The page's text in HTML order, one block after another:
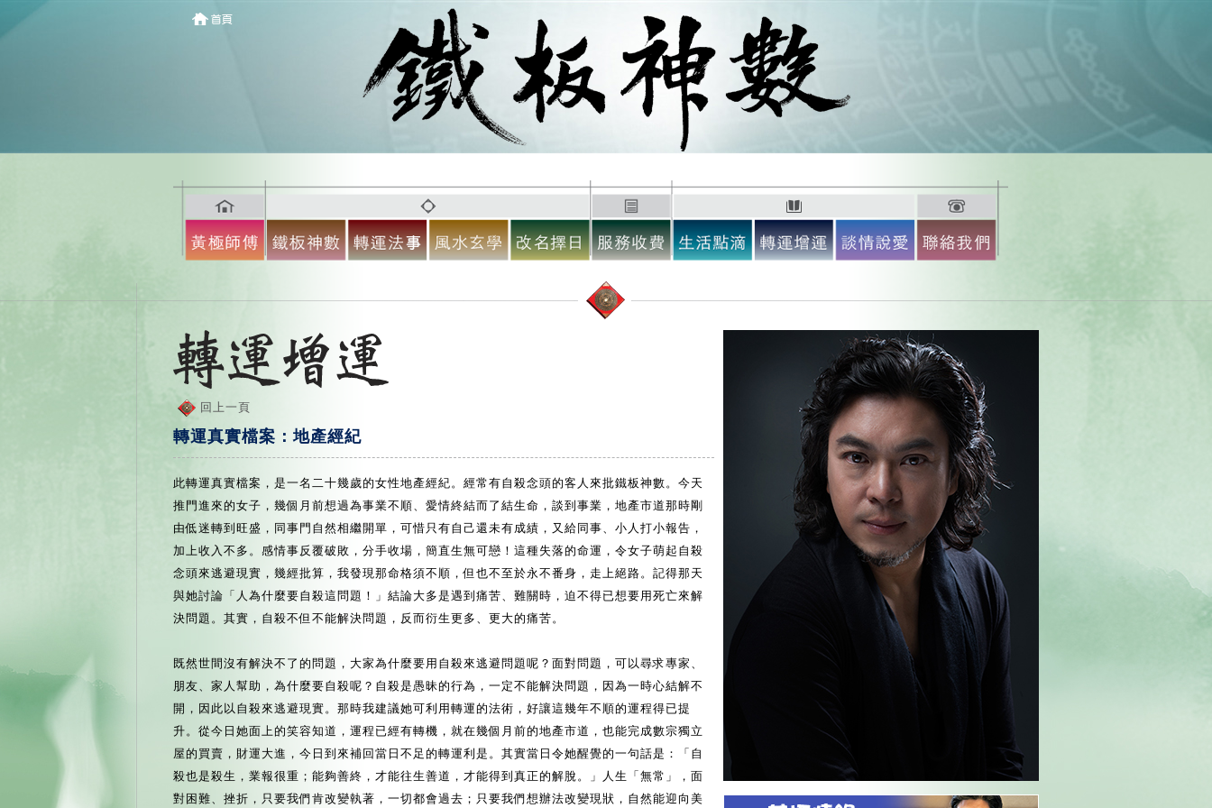
回上一頁
轉運真實檔案：地產經紀
此轉運真實檔案，是一名二十幾歲的女性地產經紀。經常有自殺念頭的客人來批鐵板神數。今天
推門進來的女子，幾個月前想過為事業不順、愛情終結而了結生命，談到事業，地產市道那時剛
由低迷轉到旺盛，同事門自然相繼開單，可惜只有自己還未有成績，又給同事、小人打小報告，
加上收入不多。感情事反覆破敗，分手收場，簡直生無可戀！這種失落的命運，令女子萌起自殺
念頭來逃避現實，幾經批算，我發現那命格須不順，但也不至於永不番身，走上絕路。記得那天
與她討論「人為什麼要自殺這問題！」結論大多是遇到痛苦、難關時，迫不得已想要用死亡來解
決問題。其實，自殺不但不能解決問題，反而衍生更多、更大的痛苦。
既然世間沒有解決不了的問題，大家為什麼要用自殺來逃避問題呢？面對問題，可以尋求專家、
朋友、家人幫助，為什麼要自殺呢？自殺是愚昧的行為，一定不能解決問題，因為一時心結解不
開，因此以自殺來逃避現實。那時我建議她可利用轉運的法術，好讓這幾年不順的運程得已提
升。從今日她面上的笑容知道，運程已經有轉機，就在幾個月前的地產市道，也能完成數宗獨立
屋的買賣，財運大進，今日到來補回當日不足的轉運利是。其實當日令她醒覺的一句話是：「自
殺也是殺生，業報很重；能夠善終，才能往生善道，才能得到真正的解脫。」人生「無常」，面
對困難、挫折，只要我們肯改變執著，一切都會過去；只要我們想辦法改變現狀，自然能迎向美